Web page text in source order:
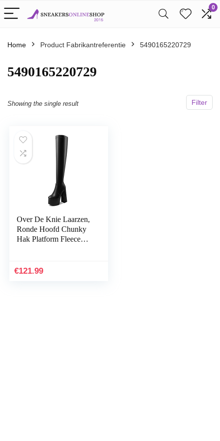
0
Home Product Fabrikantreferentie 5490165220729
5490165220729
Filter
Showing the single result
Over De Knie Laarzen,
Ronde Hoofd Chunky
Hak Platform Fleece
Prom, Show (34-43…
€121.99